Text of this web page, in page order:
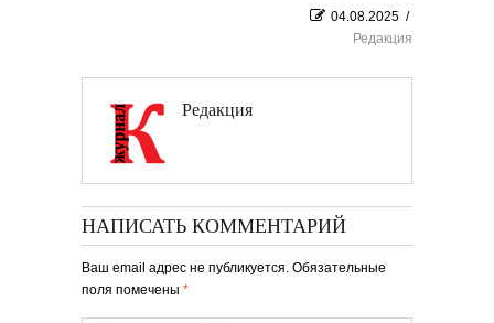
04.08.2025 /
Редакция
Редакция
НАПИСАТЬ КОММЕНТАРИЙ
Ваш email адрес не публикуется. Обязательные
поля помечены *